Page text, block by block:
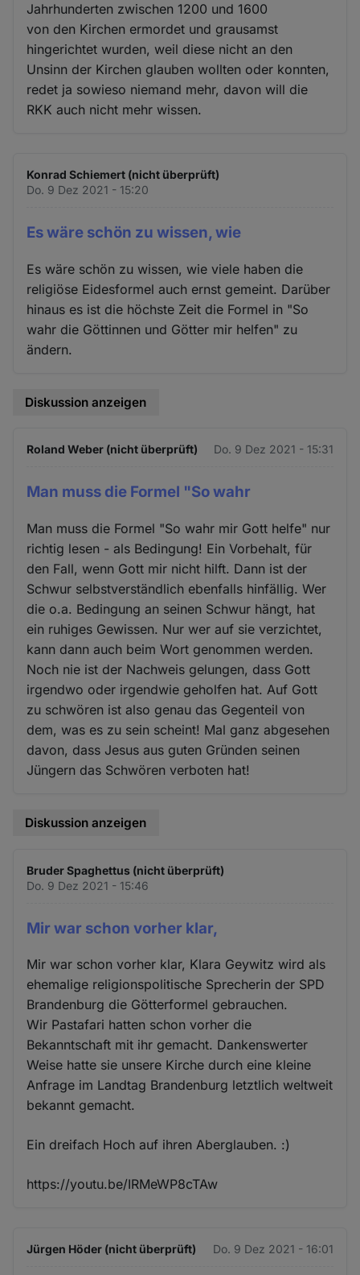
Jahrhunderten zwischen 1200 und 1600
von den Kirchen ermordet und grausamst
hingerichtet wurden, weil diese nicht an den
Unsinn der Kirchen glauben wollten oder konnten,
redet ja sowieso niemand mehr, davon will die
RKK auch nicht mehr wissen.
Konrad Schiemert (nicht überprüft)
Do. 9 Dez 2021 - 15:20
Es wäre schön zu wissen, wie
Es wäre schön zu wissen, wie viele haben die
religiöse Eidesformel auch ernst gemeint. Darüber
hinaus es ist die höchste Zeit die Formel in "So
wahr die Göttinnen und Götter mir helfen" zu
ändern.
Diskussion anzeigen
Roland Weber (nicht überprüft) Do. 9 Dez 2021 - 15:31
Man muss die Formel "So wahr
Man muss die Formel "So wahr mir Gott helfe" nur
richtig lesen - als Bedingung! Ein Vorbehalt, für
den Fall, wenn Gott mir nicht hilft. Dann ist der
Schwur selbstverständlich ebenfalls hinfällig. Wer
die o.a. Bedingung an seinen Schwur hängt, hat
ein ruhiges Gewissen. Nur wer auf sie verzichtet,
kann dann auch beim Wort genommen werden.
Noch nie ist der Nachweis gelungen, dass Gott
irgendwo oder irgendwie geholfen hat. Auf Gott
zu schwören ist also genau das Gegenteil von
dem, was es zu sein scheint! Mal ganz abgesehen
davon, dass Jesus aus guten Gründen seinen
Jüngern das Schwören verboten hat!
Diskussion anzeigen
Bruder Spaghettus (nicht überprüft)
Do. 9 Dez 2021 - 15:46
Mir war schon vorher klar,
Mir war schon vorher klar, Klara Geywitz wird als
ehemalige religionspolitische Sprecherin der SPD
Brandenburg die Götterformel gebrauchen.
Wir Pastafari hatten schon vorher die
Bekanntschaft mit ihr gemacht. Dankenswerter
Weise hatte sie unsere Kirche durch eine kleine
Anfrage im Landtag Brandenburg letztlich weltweit
bekannt gemacht.
Ein dreifach Hoch auf ihren Aberglauben. :)
https://youtu.be/IRMeWP8cTAw
Jürgen Höder (nicht überprüft) Do. 9 Dez 2021 - 16:01